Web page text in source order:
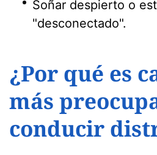
Soñar despierto o
"desconectado".
¿Por qué es
más
conducir